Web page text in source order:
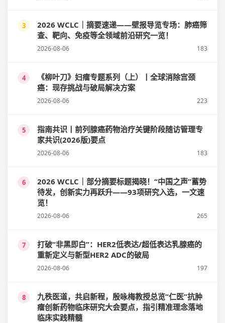
3
2026 WCLC｜摘要速递——壁报导览专场：肺癌筛
查、靶向、免疫等全领域前沿研究一览！
2026-08-06 183
4
《柳叶刀》妇瘤专题系列（上）丨全球消除宫颈
癌：现存挑战与破局解决方案
2026-08-06 223
5
指南共识丨前列腺癌药物治疗关键阶段随访管理专
家共识(2026版)要点
2026-08-06 183
6
2026 WCLC｜部分摘要标题揭晓！“中国之声”蓄势
待发，创新实力再跃升——93项研究入选，一文速
览！
2026-08-06 265
7
打破“非黑即白”：HER2低表达/超低表达乳腺癌的
重新定义与新型HER2 ADC的破局
2026-08-06 197
8
九秩医道，共启新程，殷咏梅教授总览“仁医”抗肿
瘤创新药物临床研究大会要点，指引精准理念落地
临床实践精髓